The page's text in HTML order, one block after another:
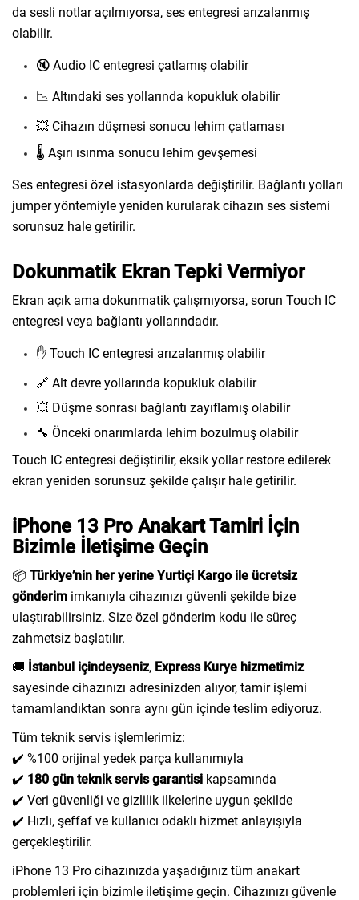
da sesli notlar açılmıyorsa, ses entegresi arızalanmış
olabilir.
🔇 Audio IC entegresi çatlamış olabilir
📉 Altındaki ses yollarında kopukluk olabilir
💥 Cihazın düşmesi sonucu lehim çatlaması
🌡️ Aşırı ısınma sonucu lehim gevşemesi
Ses entegresi özel istasyonlarda değiştirilir. Bağlantı yolları
jumper yöntemiyle yeniden kurularak cihazın ses sistemi
sorunsuz hale getirilir.
Dokunmatik Ekran Tepki Vermiyor
Ekran açık ama dokunmatik çalışmıyorsa, sorun Touch IC
entegresi veya bağlantı yollarındadır.
✋ Touch IC entegresi arızalanmış olabilir
🔗 Alt devre yollarında kopukluk olabilir
💥 Düşme sonrası bağlantı zayıflamış olabilir
🔧 Önceki onarımlarda lehim bozulmuş olabilir
Touch IC entegresi değiştirilir, eksik yollar restore edilerek
ekran yeniden sorunsuz şekilde çalışır hale getirilir.
iPhone 13 Pro Anakart Tamiri İçin
Bizimle İletişime Geçin
📦 Türkiye’nin her yerine Yurtiçi Kargo ile ücretsiz
gönderim imkanıyla cihazınızı güvenli şekilde bize
ulaştırabilirsiniz. Size özel gönderim kodu ile süreç
zahmetsiz başlatılır.
🚚 İstanbul içindeyseniz, Express Kurye hizmetimiz
sayesinde cihazınızı adresinizden alıyor, tamir işlemi
tamamlandıktan sonra aynı gün içinde teslim ediyoruz.
Tüm teknik servis işlemlerimiz:
✔️ %100 orijinal yedek parça kullanımıyla
✔️ 180 gün teknik servis garantisi kapsamında
✔️ Veri güvenliği ve gizlilik ilkelerine uygun şekilde
✔️ Hızlı, şeffaf ve kullanıcı odaklı hizmet anlayışıyla
gerçekleştirilir.
iPhone 13 Pro cihazınızda yaşadığınız tüm anakart
problemleri için bizimle iletişime geçin. Cihazınızı güvenle